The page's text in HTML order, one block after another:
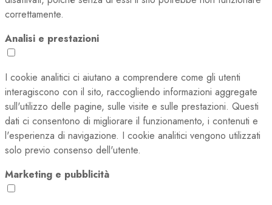
correttamente.
Analisi e prestazioni
I cookie analitici ci aiutano a comprendere come gli utenti
interagiscono con il sito, raccogliendo informazioni aggregate
sull'utilizzo delle pagine, sulle visite e sulle prestazioni. Questi
dati ci consentono di migliorare il funzionamento, i contenuti e
l'esperienza di navigazione. I cookie analitici vengono utilizzati
solo previo consenso dell'utente.
Marketing e pubblicità